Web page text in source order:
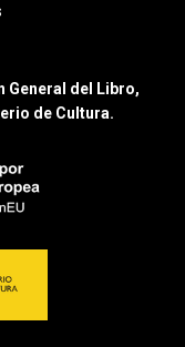
General del Libro,
de Cultura.